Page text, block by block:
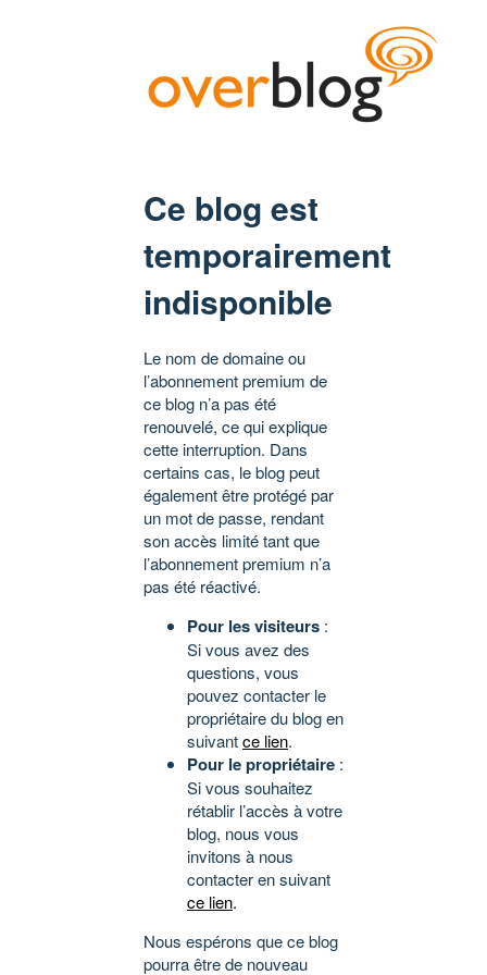
Ce blog est
temporairement
indisponible
Le nom de domaine ou
l’abonnement premium de
ce blog n’a pas été
renouvelé, ce qui explique
cette interruption. Dans
certains cas, le blog peut
également être protégé par
un mot de passe, rendant
son accès limité tant que
l’abonnement premium n’a
pas été réactivé.
Pour les visiteurs :
Si vous avez des
questions, vous
pouvez contacter le
propriétaire du blog en
suivantce lien.
Pour le propriétaire :
Si vous souhaitez
rétablir l’accès à votre
blog, nous vous
invitons à nous
contacter en suivant
ce lien.
Nous espérons que ce blog
pourra être de nouveau